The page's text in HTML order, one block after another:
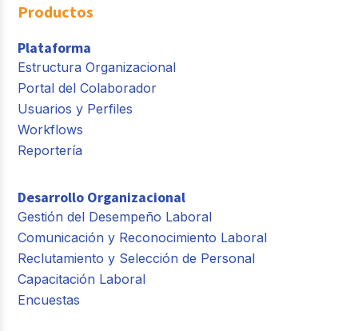
Productos
Plataforma
Estructura Organizacional
Portal del Colaborador
Usuarios y Perfiles
Workflows
Reportería
Desarrollo Organizacional
Gestión del Desempeño Laboral
Comunicación y Reconocimiento Laboral
Reclutamiento y Selección de Personal
Capacitación Laboral
Encuestas